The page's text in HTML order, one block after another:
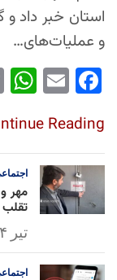
استان خبر داد
و عملیات‌های…
Fac
ok
Em
p
Reading
مهر
تقلب
تیر ۲۴, ۱۴۰۵